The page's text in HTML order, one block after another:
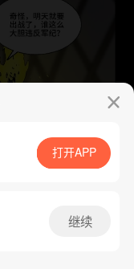
App免费看
打开APP
继续